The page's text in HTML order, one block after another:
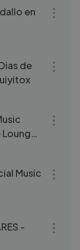
en
de
Lounge
Music
-